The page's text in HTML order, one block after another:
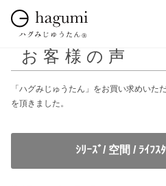
お客様の声
「ハグみじゅうたん」をお買い求めいた
を頂きました。
ｼﾘｰｽﾞ/ 空間 / ﾗｲﾌｽ